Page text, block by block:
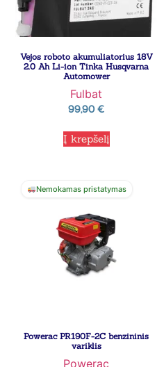
Vejos roboto akumuliatorius 18V
2.0 Ah Li-ion Tinka Husqvarna
Automower
Fulbat
99,90€
Į krepšelį
Nemokamas pristatymas
Powerac PR190F-2C benzininis
variklis
Powerac